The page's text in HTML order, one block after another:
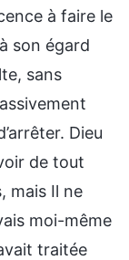
à faire le
son égard
sans
Dieu
de tout
mais Il ne
moi-même
traitée